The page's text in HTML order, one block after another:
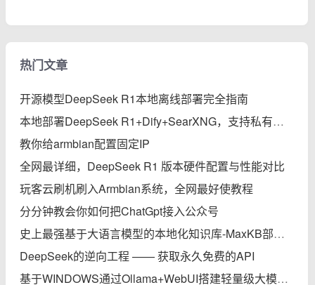
热门文章
开源模型DeepSeek R1本地离线部署完全指南
本地部署DeepSeek R1+Dify+SearXNG，支持私有知识库、智能体、联网搜索的保姆级教程
教你给armbian配置固定IP
全网最详细，DeepSeek R1 版本硬件配置与性能对比
玩客云刷机刷入Armbian系统，全网最好使教程
分分钟教会你如何把ChatGpt接入公众号
史上最强基于大语言模型的本地化知识库-MaxKB部署实践完全指南
DeepSeek的逆向工程 —— 获取永久免费的API
基于WINDOWS通过Ollama+WebUI搭建轻量级大模型本地知识库